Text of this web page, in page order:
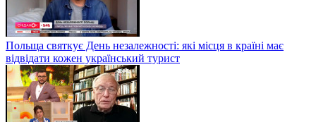
Польща святкує День незалежності: які місця в країні має
відвідати кожен український турист